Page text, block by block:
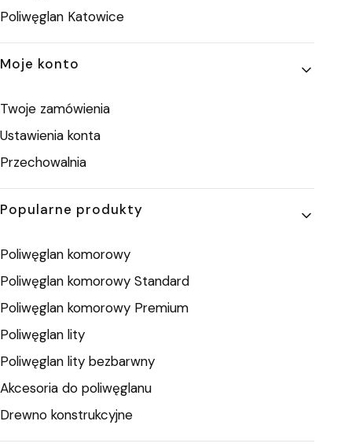
Poliwęglan Katowice
Moje konto
Twoje zamówienia
Ustawienia konta
Przechowalnia
Popularne produkty
Poliwęglan komorowy
Poliwęglan komorowy Standard
Poliwęglan komorowy Premium
Poliwęglan lity
Poliwęglan lity bezbarwny
Akcesoria do poliwęglanu
Drewno konstrukcyjne